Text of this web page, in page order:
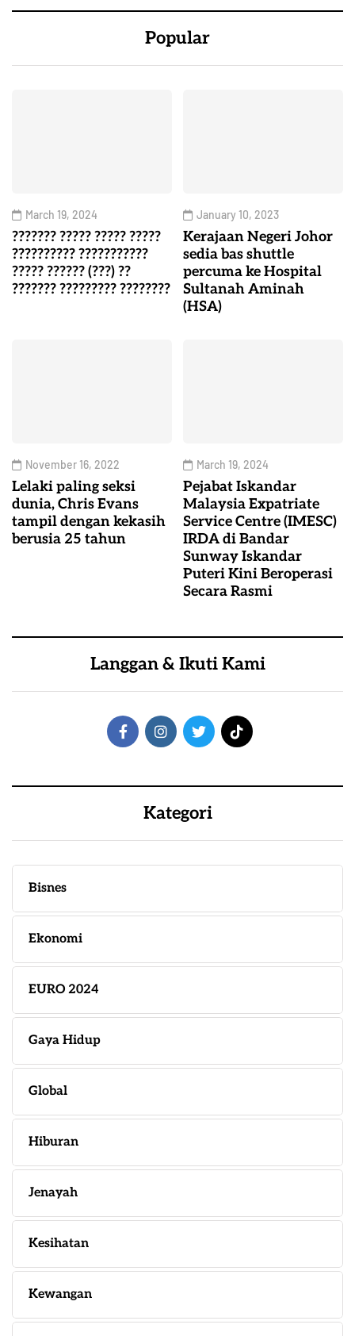
Popular
March 19, 2024
??????? ????? ????? ?????
?????????? ???????????
????? ?????? (???) ??
??????? ????????? ????????
January 10, 2023
Kerajaan Negeri Johor
sedia bas shuttle
percuma ke Hospital
Sultanah Aminah
(HSA)
November 16, 2022
Lelaki paling seksi
dunia, Chris Evans
tampil dengan kekasih
berusia 25 tahun
March 19, 2024
Pejabat Iskandar
Malaysia Expatriate
Service Centre (IMESC)
IRDA di Bandar
Sunway Iskandar
Puteri Kini Beroperasi
Secara Rasmi
Langgan & Ikuti Kami
Kategori
Bisnes
Ekonomi
EURO 2024
Gaya Hidup
Global
Hiburan
Jenayah
Kesihatan
Kewangan